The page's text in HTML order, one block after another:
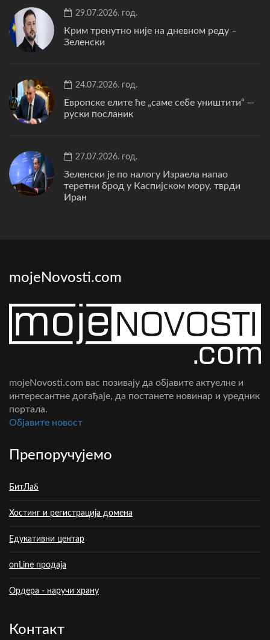
29.07.2026. год.
Крим тренутно није на дневном реду –
Зеленски
24.07.2026. год.
Европске елите ће „саме себе уништити“ —
руски посланик
27.07.2026. год.
Зеленски је по налогу Израела напао
теретни брод у Каспијском мору, тврди
Иран
mojeNovosti.com
mojeNovosti.com вас позивају да објавите актуелне и
интересантне догађаје, да постанете новинар и уредник
портала.
Oбјавите новост
Препоручујемо
БитЛаб
Хостинг и регистрација домена
Едукативни центар
onLine продаја
Ордера - наручи храну
Контакт